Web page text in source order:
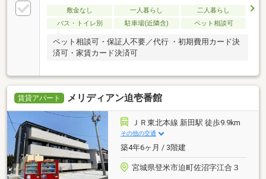
敷金なし 一人暮らし
二人暮らし
バス・トイレ別
駐車場(近隣含) ペット相談可
ペット相談可・保証人不要／代行 ・初期費用カード決
済可・家賃カード決済可
賃貸アパート メリディアン迫壱番館
ＪＲ東北本線 新田駅 徒歩9.9km
その他の交通
築4年6ヶ月 / 3階建
宮城県登米市迫町佐沼字江合３